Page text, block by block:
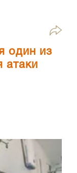
один из
атаки